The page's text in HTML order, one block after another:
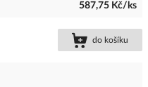
587,75 Kč/ks
do košíku